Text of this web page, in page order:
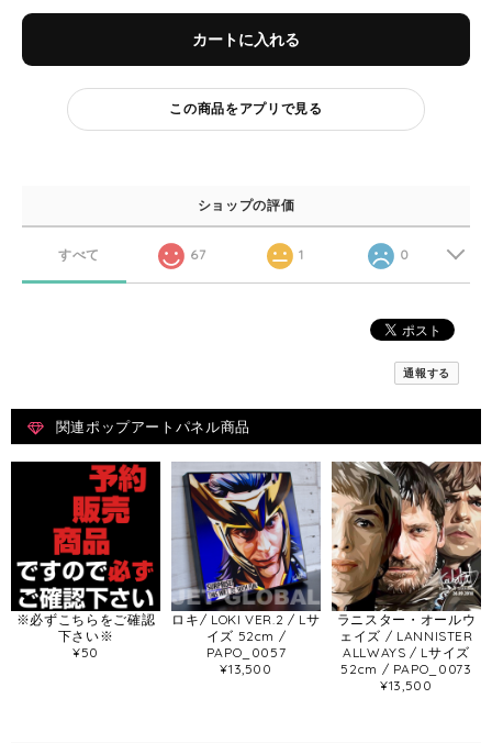
カートに入れる
この商品をアプリで見る
ショップの評価
すべて 67 1 0
通報する
関連ポップアートパネル商品
※必ずこちらをご確認
下さい※
¥50
ロキ/ LOKI VER.2 / Lサ
イズ 52cm /
PAPO_0057
¥13,500
ラニスター・オールウ
ェイズ / LANNISTER
ALLWAYS / Lサイズ
52cm / PAPO_0073
¥13,500